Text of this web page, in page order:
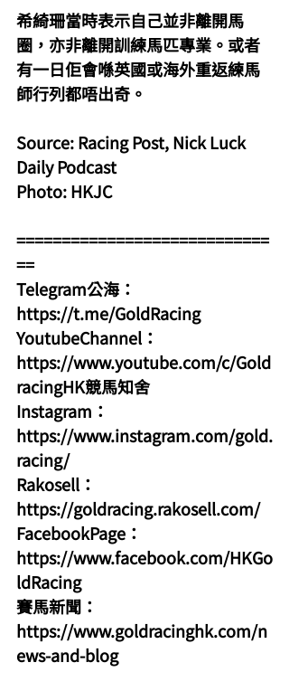
希綺珊當時表示自己並非離開馬
圈，亦非離開訓練馬匹專業。或者
有一日佢會喺英國或海外重返練馬
師行列都唔出奇。
Source: Racing Post, Nick Luck
Daily Podcast
Photo: HKJC
============================
==
Telegram公海：
https://t.me/GoldRacing
YoutubeChannel：
https://www.youtube.com/c/Gold
racingHK競馬知舍
Instagram：
https://www.instagram.com/gold.
racing/
Rakosell：
https://goldracing.rakosell.com/
FacebookPage：
https://www.facebook.com/HKGo
ldRacing
賽馬新聞：
https://www.goldracinghk.com/n
ews-and-blog